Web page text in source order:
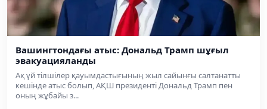
Вашингтондағы атыс: Дональд Трамп шұғыл
эвакуацияланды
Ақ үй тілшілер қауымдастығының жыл сайынғы салтанатты
кешінде атыс болып, АҚШ президенті Дональд Трамп пен
оның жұбайы з...